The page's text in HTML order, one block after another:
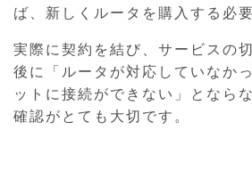
ば、新しくルータを購入する必
実際に契約を結び、サービスの
後に「ルータが対応していなか
ットに接続ができない」となら
確認がとても大切です。